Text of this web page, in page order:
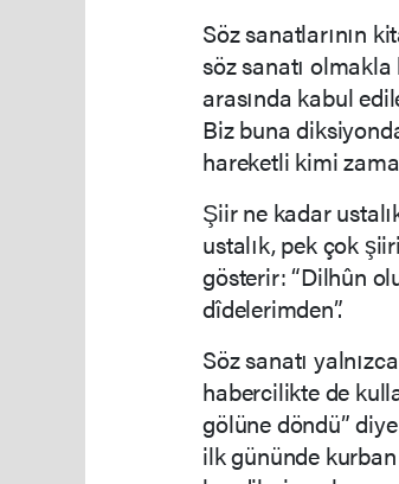
Söz sanatlarının
söz sanatı
arasında kabul
Biz buna
hareketli kimi
Şiir ne kadar
ustalık, pek çok
gösterir: “Dilhûn
dîdelerimden”.
Söz sanatı
habercilikte de
gölüne döndü”
ilk gününde